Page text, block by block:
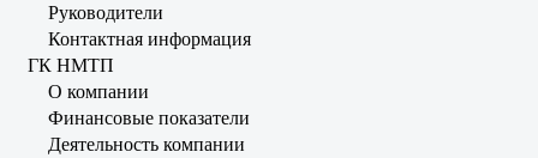
Руководители
Контактная информация
ГК НМТП
О компании
Финансовые показатели
Деятельность компании